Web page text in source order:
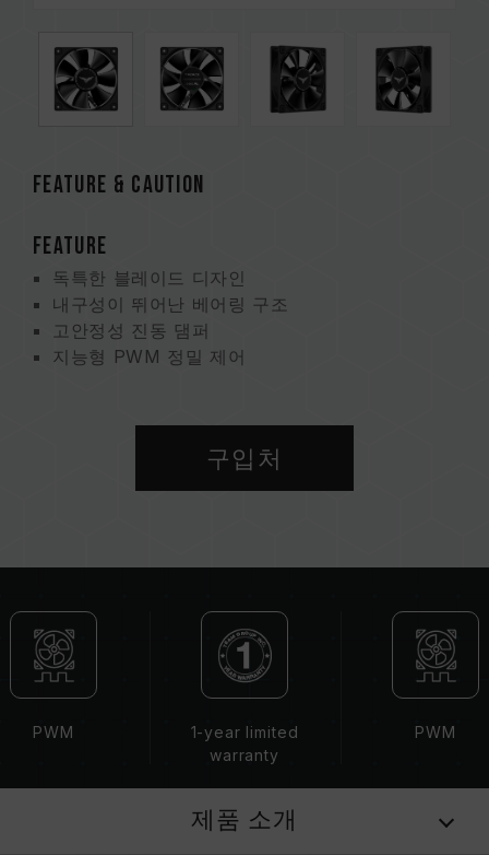
FEATURE & CAUTION
FEATURE
독특한 블레이드 디자인
내구성이 뛰어난 베어링 구조
고안정성 진동 댐퍼
지능형 PWM 정밀 제어
구입처
PWM
1-year limited
warranty
PWM
제품 소개